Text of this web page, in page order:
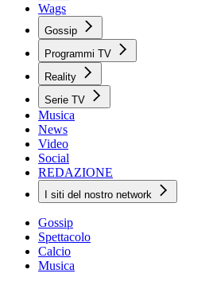
Wags
Gossip
Programmi TV
Reality
Serie TV
Musica
News
Video
Social
REDAZIONE
I siti del nostro network
Gossip
Spettacolo
Calcio
Musica